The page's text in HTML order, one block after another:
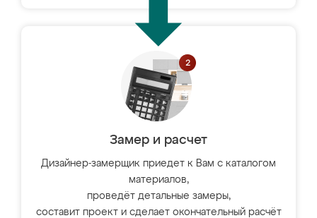
Замер и расчет
Дизайнер-замерщик приедет к Вам с каталогом
материалов,
проведёт детальные замеры,
составит проект и сделает окончательный расчёт